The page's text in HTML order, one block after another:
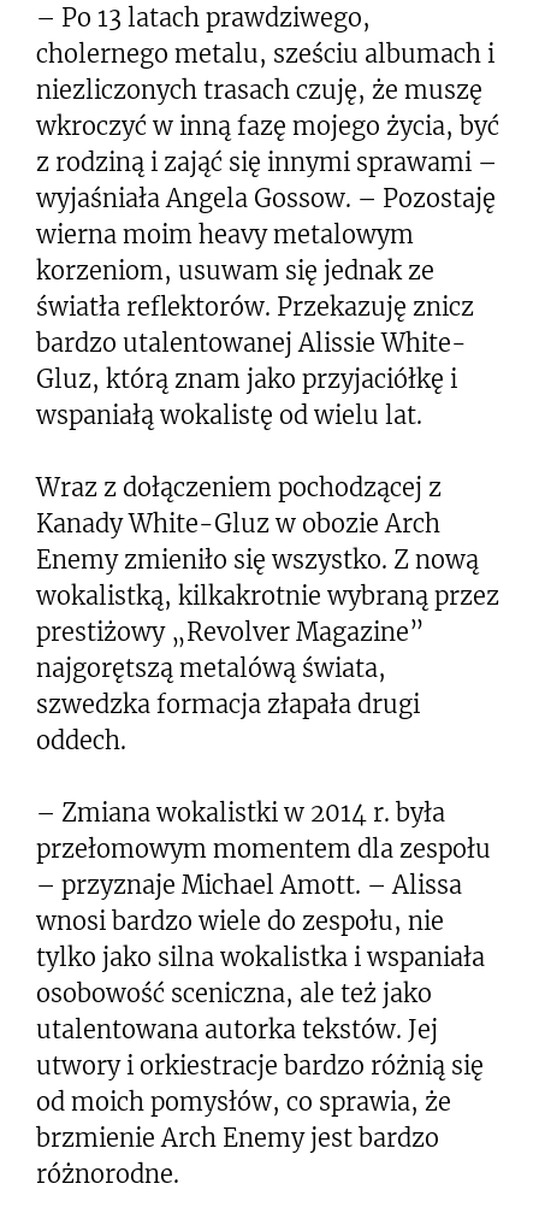
– Po 13 latach prawdziwego,
cholernego metalu, sześciu albumach i
niezliczonych trasach czuję, że muszę
wkroczyć w inną fazę mojego życia, być
z rodziną i zająć się innymi sprawami –
wyjaśniała Angela Gossow. – Pozostaję
wierna moim heavy metalowym
korzeniom, usuwam się jednak ze
światła reflektorów. Przekazuję znicz
bardzo utalentowanej Alissie White-
Gluz, którą znam jako przyjaciółkę i
wspaniałą wokalistę od wielu lat.
Wraz z dołączeniem pochodzącej z
Kanady White-Gluz w obozie Arch
Enemy zmieniło się wszystko. Z nową
wokalistką, kilkakrotnie wybraną przez
prestiżowy „Revolver Magazine”
najgorętszą metalówą świata,
szwedzka formacja złapała drugi
oddech.
– Zmiana wokalistki w 2014 r. była
przełomowym momentem dla zespołu
– przyznaje Michael Amott. – Alissa
wnosi bardzo wiele do zespołu, nie
tylko jako silna wokalistka i wspaniała
osobowość sceniczna, ale też jako
utalentowana autorka tekstów. Jej
utwory i orkiestracje bardzo różnią się
od moich pomysłów, co sprawia, że
brzmienie Arch Enemy jest bardzo
różnorodne.